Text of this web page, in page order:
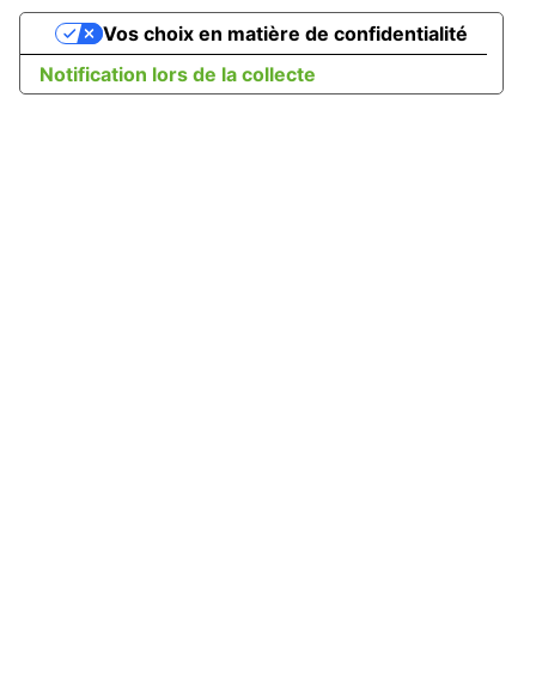
Notification lors de la collecte
Vos choix en matière de confidentialité